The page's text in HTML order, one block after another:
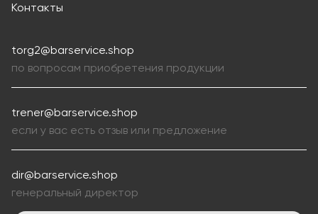
Контакты
torg2@barservice.shop
по вопросам приобретения продукции
trener@barservice.shop
если у вас есть отзыв или предложение
dir@barservice.shop
генеральный директор